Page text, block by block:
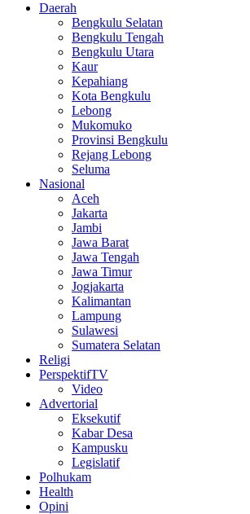
Daerah
Bengkulu Selatan
Bengkulu Tengah
Bengkulu Utara
Kaur
Kepahiang
Kota Bengkulu
Lebong
Mukomuko
Provinsi Bengkulu
Rejang Lebong
Seluma
Nasional
Aceh
Jakarta
Jambi
Jawa Barat
Jawa Tengah
Jawa Timur
Jogjakarta
Kalimantan
Lampung
Sulawesi
Sumatera Selatan
Religi
PerspektifTV
Video
Advertorial
Eksekutif
Kabar Desa
Kampusku
Legislatif
Polhukam
Health
Opini